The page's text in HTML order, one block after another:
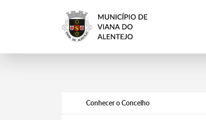
Conhecer o Concelho